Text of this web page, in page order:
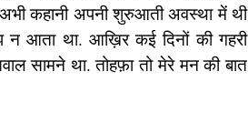
कहानी अपनी शुरुआती अवस्था में थी
न आता था. आख़िर कई दिनों की गहरी
सामने था. तोहफ़ा तो मेरे मन की बात